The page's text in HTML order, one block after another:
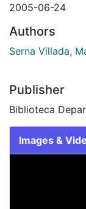
2005-06-24
Authors
Serna Villada,
Publisher
Biblioteca
Images &